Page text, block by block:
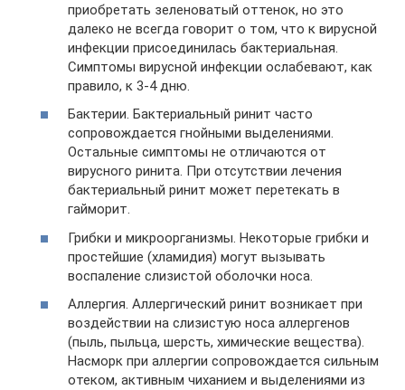
приобретать зеленоватый оттенок, но это
далеко не всегда говорит о том, что к вирусной
инфекции присоединилась бактериальная.
Симптомы вирусной инфекции ослабевают, как
правило, к 3-4 дню.
Бактерии. Бактериальный ринит часто
сопровождается гнойными выделениями.
Остальные симптомы не отличаются от
вирусного ринита. При отсутствии лечения
бактериальный ринит может перетекать в
гайморит.
Грибки и микроорганизмы. Некоторые грибки и
простейшие (хламидия) могут вызывать
воспаление слизистой оболочки носа.
Аллергия. Аллергический ринит возникает при
воздействии на слизистую носа аллергенов
(пыль, пыльца, шерсть, химические вещества).
Насморк при аллергии сопровождается сильным
отеком, активным чиханием и выделениями из